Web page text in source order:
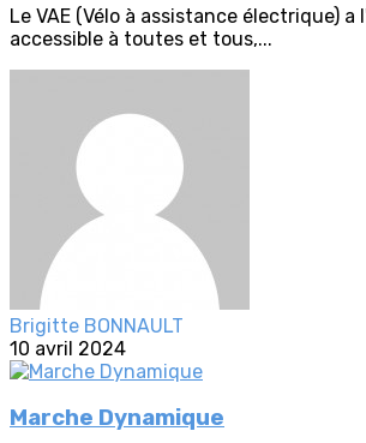
Le VAE (Vélo à assistance électrique)
accessible à toutes et tous,...
Brigitte BONNAULT
10 avril 2024
Marche Dynamique